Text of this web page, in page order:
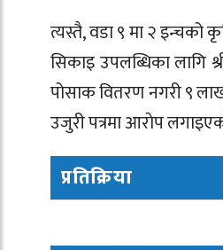
त्यस्तै, वडा ९ मा २ इन्चको
सिकाइ उपलब्धिका लागि
पोसाक वितरण नगरी ९
उजुरी पत्रमा आराेप
प्रतिक्रिया